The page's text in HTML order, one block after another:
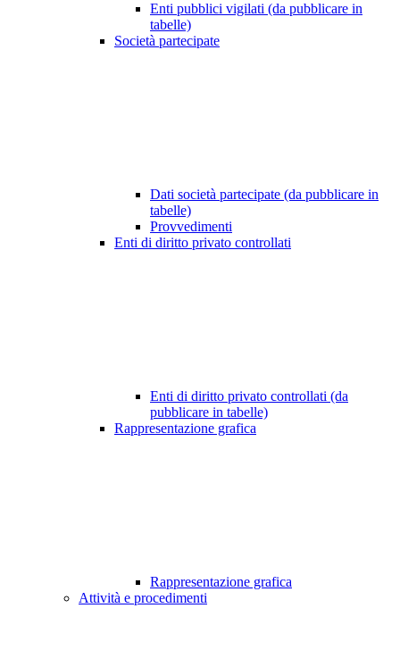
Enti pubblici vigilati (da pubblicare in
tabelle)
Società partecipate
Dati società partecipate (da pubblicare in
tabelle)
Provvedimenti
Enti di diritto privato controllati
Enti di diritto privato controllati (da
pubblicare in tabelle)
Rappresentazione grafica
Rappresentazione grafica
Attività e procedimenti